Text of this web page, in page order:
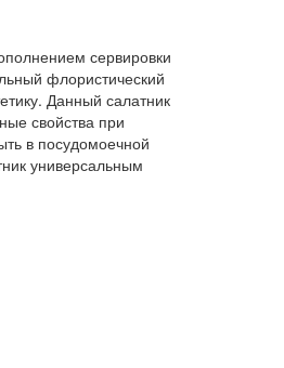
сервировки
флористический
Данный салатник
свойства при
в посудомоечной
универсальным